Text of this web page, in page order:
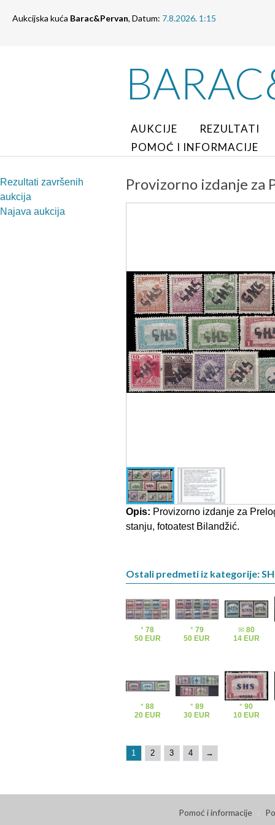
Aukcijska kuća Barac&Pervan, Datum: 7.8.2026. 1:15
AUKCIJE
REZULTATI
POMOĆ I INFORMACIJE
Rezultati završenih
aukcija
Najava aukcija
Provizorno izdanje za
Opis: Provizorno izdanje za
stanju, fotoatest Bilandžić.
Ostali predmeti iz kategorije:
*78
50 EUR
* 79
50 EUR
✉ 80
14 EUR
*88
20 EUR
* 89
30 EUR
*90
10 EUR
1 2 3 4 →
Pomoć i informacije